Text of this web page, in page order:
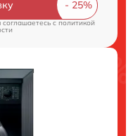
соглашаетесь cполитикой